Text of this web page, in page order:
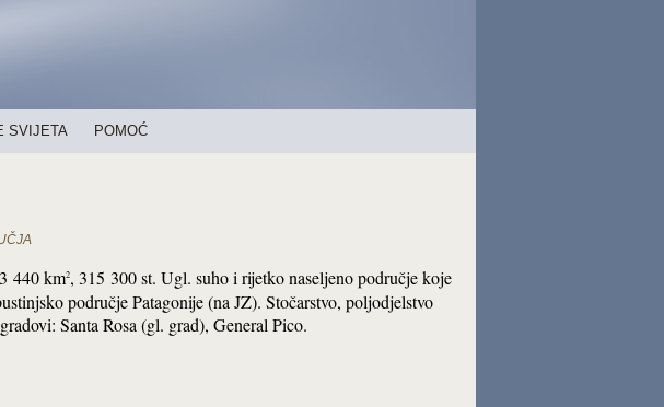
SVIJETA POMOĆ
440 km2, 315 300 st. Ugl. suho i rijetko naseljeno područje koje
područje Patagonije (na JZ). Stočarstvo, poljodjelstvo
Santa Rosa (gl. grad), General Pico.